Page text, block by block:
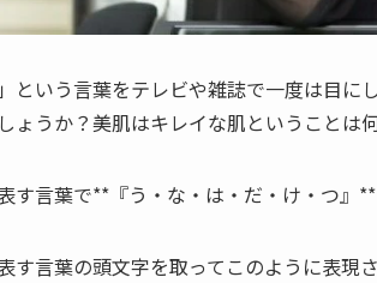
」という言葉をテレビや雑誌で一度は目
ょうか？美肌はキレイな肌ということ
す言葉で**『う・な・は・だ・け・つ』
す言葉の頭文字を取ってこのように表現